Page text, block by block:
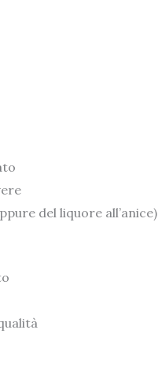
del liquore all’anice)